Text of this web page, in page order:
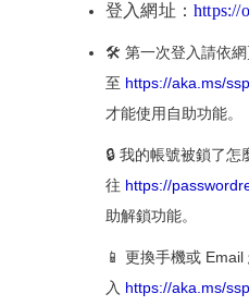
登入網址： https://
🛠️ 第一次登入請依網
至 https://aka.ms/
才能使用自助功能。
🔒 我的帳號被鎖了怎
往 https://
助解鎖功能。
📱 更換手機或
入 https://aka.ms/